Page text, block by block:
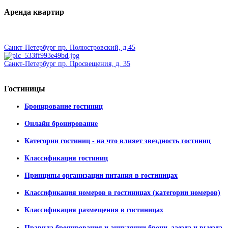
Аренда квартир
Санкт-Петербург пр. Полюстровский, д.45
Санкт-Петербург пр. Просвещения, д. 35
Гостиницы
Бронирование гостиниц
Онлайн бронирование
Категории гостиниц - на что влияет звездность гостиниц
Классификация гостиниц
Принципы организации питания в гостиницах
Классификация номеров в гостиницах (категории номеров)
Классификация размещения в гостиницах